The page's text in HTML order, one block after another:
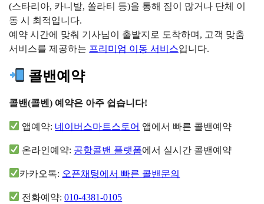
(스타리아, 카니발, 쏠라티 등)을 통해 짐이 많거나 단체 이
동 시 최적입니다.
예약 시간에 맞춰 기사님이 출발지로 도착하며, 고객 맞춤
서비스를 제공하는 프리미엄 이동 서비스입니다.
콜밴예약
콜밴(콜벤) 예약은 아주 쉽습니다!
앱예약: 네이버스마트스토어 앱에서 빠른 콜밴예약
온라인예약: 공항콜밴 플랫폼에서 실시간 콜밴예약
카카오톡: 오픈채팅에서 빠른 콜밴문의
전화예약:010-4381-0105